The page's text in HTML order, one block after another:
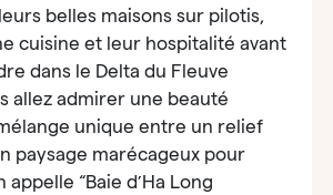
belles maisons sur pilotis,
cuisine et leur hospitalité avant
dans le Delta du Fleuve
allez admirer une beauté
unique entre un relief
paysage marécageux pour
appelle “Baie d’Ha Long